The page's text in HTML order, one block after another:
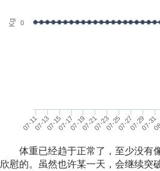
Kg
07-1107-1307-1507-1707-1907-2107-2307-2507-2707-2907-31
0
体重已经趋于正常了，至少没有
欣慰的。虽然也许某一天，会继续突